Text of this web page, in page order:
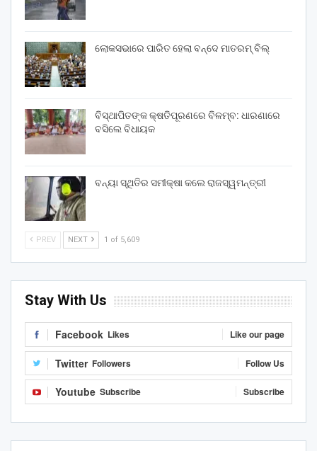
ଲୋକସଭାରେ ପାରିତ ହେଲା ବନ୍ଦେ ମାତରମ୍‌ ବିଲ୍‌
ବିସ୍ଥାପିତଙ୍କ କ୍ଷତିପୂରଣରେ ବିଳମ୍ବ: ଧାରଣାରେ
ବସିଲେ ବିଧାୟକ
ବନ୍ୟା ସ୍ଥିତିର ସମୀକ୍ଷା କଲେ ରାଜସ୍ୱମନ୍ତ୍ରୀ
PREV NEXT 1 of 5,609
Stay With Us
Facebook Likes Like our page
Twitter Followers Follow Us
Youtube Subscribe Subscribe